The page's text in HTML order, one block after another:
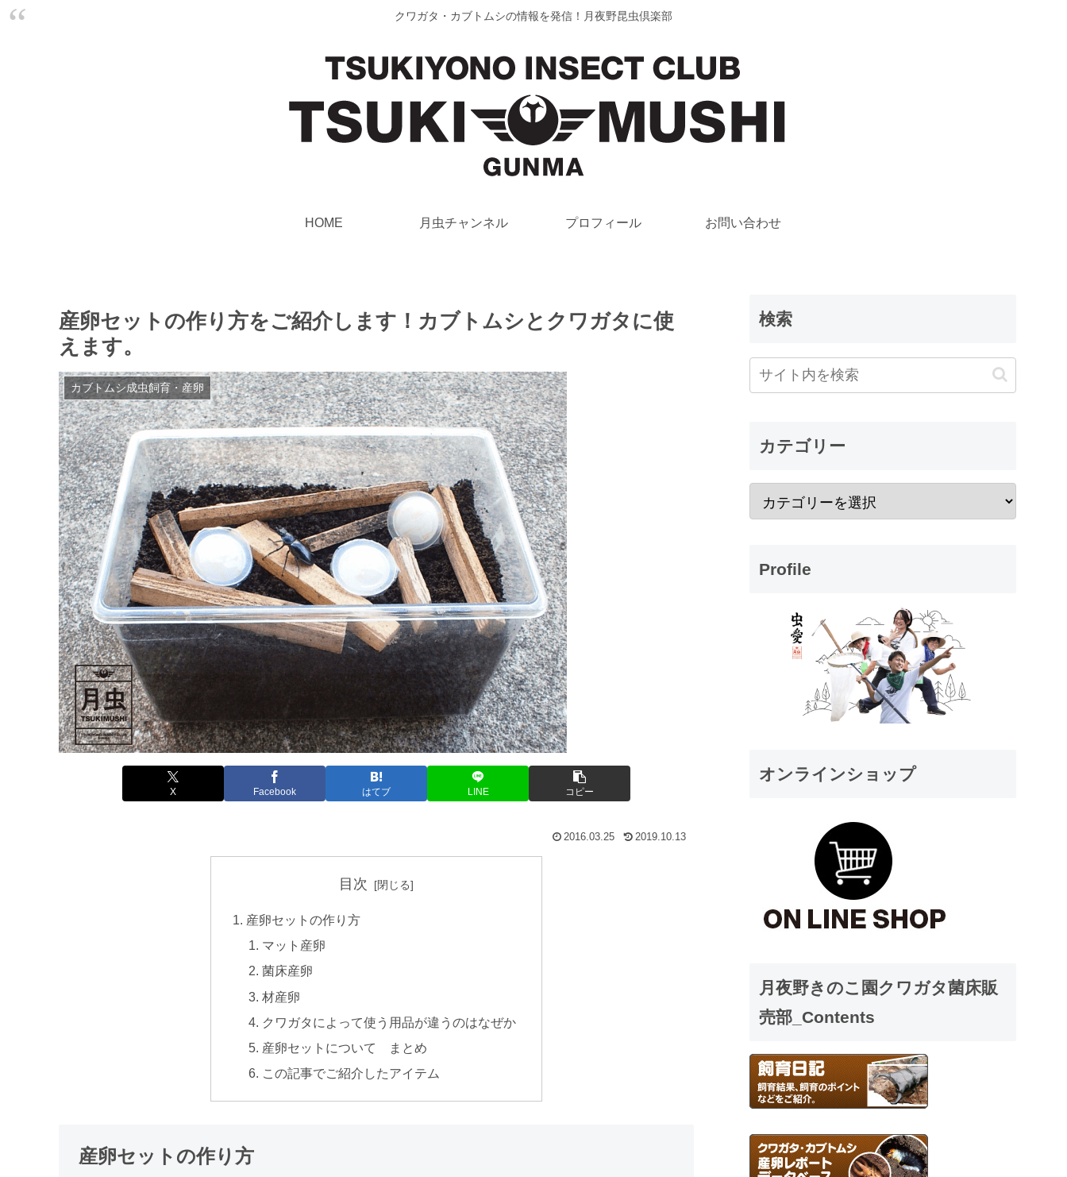
クワガタ・カブトムシの情報を発信！月夜野昆虫倶楽部
HOME 月虫チャンネル プロフィール お問い合わせ
産卵セットの作り方をご紹介します！カブトムシとクワガタに使
えます。
カブトムシ成虫飼育・産卵
X Facebook はてブ LINE コピー
2016.03.25 2019.10.13
目次
産卵セットの作り方
マット産卵
菌床産卵
材産卵
クワガタによって使う用品が違うのはなぜか
産卵セットについて まとめ
この記事でご紹介したアイテム
産卵セットの作り方
検索
カテゴリー
Profile
オンラインショップ
月夜野きのこ園クワガタ菌床販
売部_Contents